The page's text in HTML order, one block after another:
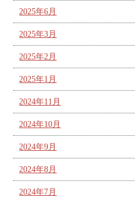
2025年6月
2025年3月
2025年2月
2025年1月
2024年11月
2024年10月
2024年9月
2024年8月
2024年7月